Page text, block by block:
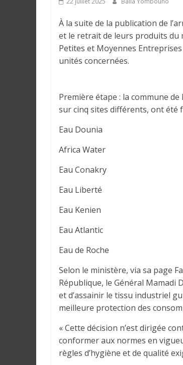
e
À la suite de la publication de
et le retrait de leurs produits du
Petites et Moyennes
unités concernées.
Première étape : la commune
sur cinq sites différents, ont été
Eau Dounia
Africa Water
Eau Conakry
Eau Liberté
Eau Kenien
Eau Atlantic
Eau de Roche
Selon le ministère, via sa page
République, le Général
et d’assainir le tissu industriel
meilleure protection des
« Cette décision n’est dirigée
conformer aux normes en
règles d’hygiène et de qualité